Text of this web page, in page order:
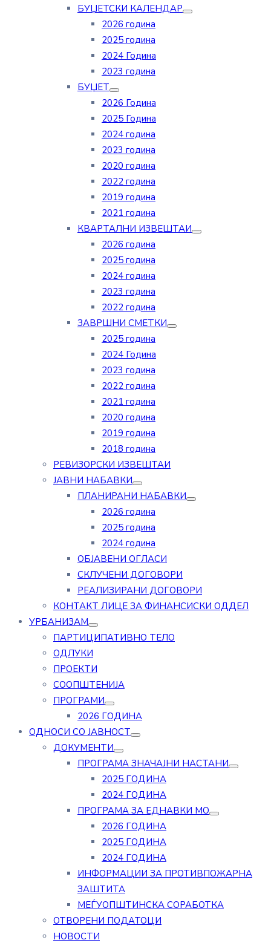
БУЏЕТСКИ КАЛЕНДАР
2026 година
2025 година
2024 Година
2023 година
БУЏЕТ
2026 Година
2025 Година
2024 година
2023 година
2020 година
2022 година
2019 година
2021 година
КВАРТАЛНИ ИЗВЕШТАИ
2026 година
2025 година
2024 година
2023 година
2022 година
ЗАВРШНИ СМЕТКИ
2025 година
2024 Година
2023 година
2022 година
2021 година
2020 година
2019 година
2018 година
РЕВИЗОРСКИ ИЗВЕШТАИ
ЈАВНИ НАБАВКИ
ПЛАНИРАНИ НАБАВКИ
2026 година
2025 година
2024 година
ОБЈАВЕНИ ОГЛАСИ
СКЛУЧЕНИ ДОГОВОРИ
РЕАЛИЗИРАНИ ДОГОВОРИ
КОНТАКТ ЛИЦЕ ЗА ФИНАНСИСКИ ОДДЕЛ
УРБАНИЗАМ
ПАРТИЦИПАТИВНО ТЕЛО
ОДЛУКИ
ПРОЕКТИ
СООПШТЕНИЈА
ПРОГРАМИ
2026 ГОДИНА
ОДНОСИ СО ЈАВНОСТ
ДОКУМЕНТИ
ПРОГРАМА ЗНАЧАЈНИ НАСТАНИ
2025 ГОДИНА
2024 ГОДИНА
ПРОГРАМА ЗА ЕДНАВКИ МО
2026 ГОДИНА
2025 ГОДИНА
2024 ГОДИНА
ИНФОРМАЦИИ ЗА ПРОТИВПОЖАРНА
ЗАШТИТА
МЕЃУОПШТИНСКА СОРАБОТКА
ОТВОРЕНИ ПОДАТОЦИ
НОВОСТИ